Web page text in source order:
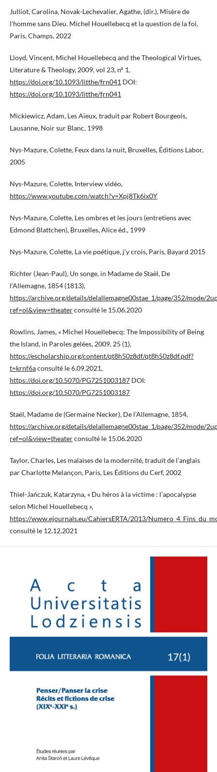
Julliot, Carolina, Novak-Lechevalier, Agathe, (dir.), Misère de
l’homme sans Dieu. Michel Houellebecq et la question de la foi,
Paris, Champs, 2022
Lloyd, Vincent, Michel Houellebecq and the Theological Virtues,
Literature & Theology, 2009, vol 23, n° 1,
https://doi.org/10.1093/litthe/frn041 DOI:
https://doi.org/10.1093/litthe/frn041
Mickiewicz, Adam, Les Aïeux, traduit par Robert Bourgeois,
Lausanne, Noir sur Blanc, 1998
Nys-Mazure, Colette, Feux dans la nuit, Bruxelles, Éditions Labor,
2005
Nys-Mazure, Colette, Interview vidéo,
https://www.youtube.com/watch?v=Xpj8Tk6ix0Y
Nys-Mazure, Colette, Les ombres et les jours (entretiens avec
Edmond Blattchen), Bruxelles, Alice éd., 1999
Nys-Mazure, Colette, La vie poétique, j’y crois, Paris, Bayard 2015
Richter (Jean-Paul), Un songe, in Madame de Staël, De
l’Allemagne, 1854 (1813),
https://archive.org/details/delallemagne00stae_1/page/352/mode/
ref=ol&view=theaterconsulté le 15.06.2020
Rowlins, James, « Michel Houellebecq: The Impossibility of Being
the Island, in Paroles gelées, 2009, 25 (1),
https://escholarship.org/content/qt8h50z8df/qt8h50z8df.pdf?
t=krnf6aconsulté le 6.09.2021,
https://doi.org/10.5070/PG7251003187 DOI:
https://doi.org/10.5070/PG7251003187
Staël, Madame de (Germaine Necker), De l’Allemagne, 1854,
https://archive.org/details/delallemagne00stae_1/page/352/mode/
ref=ol&view=theaterconsulté le 15.06.2020
Taylor, Charles, Les malaises de la modernité, traduit de l’anglais
par Charlotte Melançon, Paris, Les Éditions du Cerf, 2002
Thiel-Jańczuk, Katarzyna, « Du héros à la victime : l’apocalypse
selon Michel Houellebecq »,
https://www.ejournals.eu/CahiersERTA/2013/
consulté le 12.12.2021